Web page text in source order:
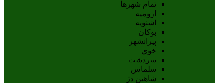
تمام شهر‌ها
اروميه
اشنويه
بوکان
پيرانشهر
خوي
سردشت
سلماس
شاهين دژ